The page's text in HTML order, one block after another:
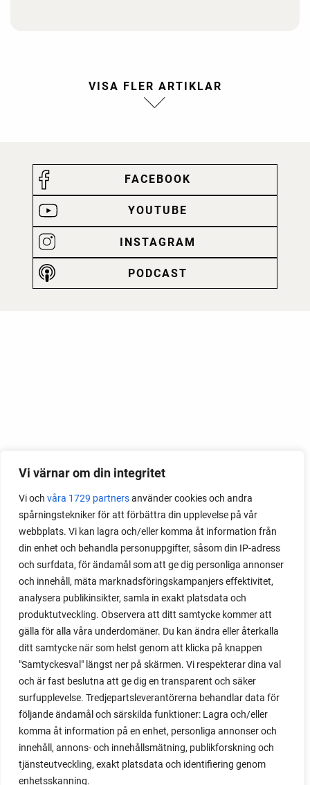
Vi värnar om din integritet
Vi och våra 1729 partnersanvänder cookies och andra
spårningstekniker för att förbättra din upplevelse på vår
webbplats. Vi kan lagra och/eller komma åt information från
din enhet och behandla personuppgifter, såsom din IP-adress
och surfdata, för ändamål som att ge dig personliga annonser
och innehåll, mäta marknadsföringskampanjers effektivitet,
analysera publikinsikter, samla in exakt platsdata och
produktutveckling. Observera att ditt samtycke kommer att
gälla för alla våra underdomäner. Du kan ändra eller återkalla
ditt samtycke när som helst genom att klicka på knappen
"Samtyckesval" längst ner på skärmen. Vi respekterar dina val
och är fast beslutna att ge dig en transparent och säker
surfupplevelse. Tredjepartsleverantörerna behandlar data för
följande ändamål och särskilda funktioner: Lagra och/eller
komma åt information på en enhet, personliga annonser och
innehåll, annons- och innehållsmätning, publikforskning och
tjänsteutveckling, exakt platsdata och identifiering genom
enhetsskanning.
FACEBOOK
YOUTUBE
INSTAGRAM
PODCAST